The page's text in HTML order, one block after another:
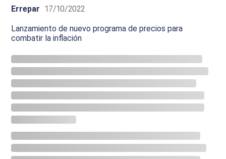
Errepar 17/10/2022
Lanzamiento de nuevo programa de precios para
combatir la inflación